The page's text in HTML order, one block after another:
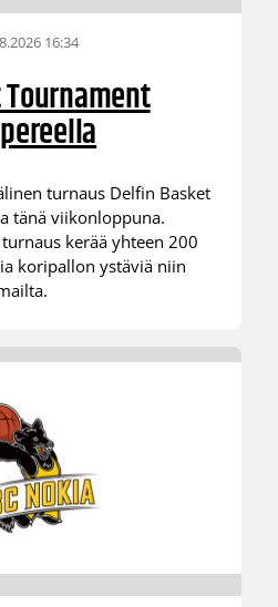
16:34
turnaus Delfin Basket
tänä viikonloppuna.
kerää yhteen 200
koripallon ystäviä niin